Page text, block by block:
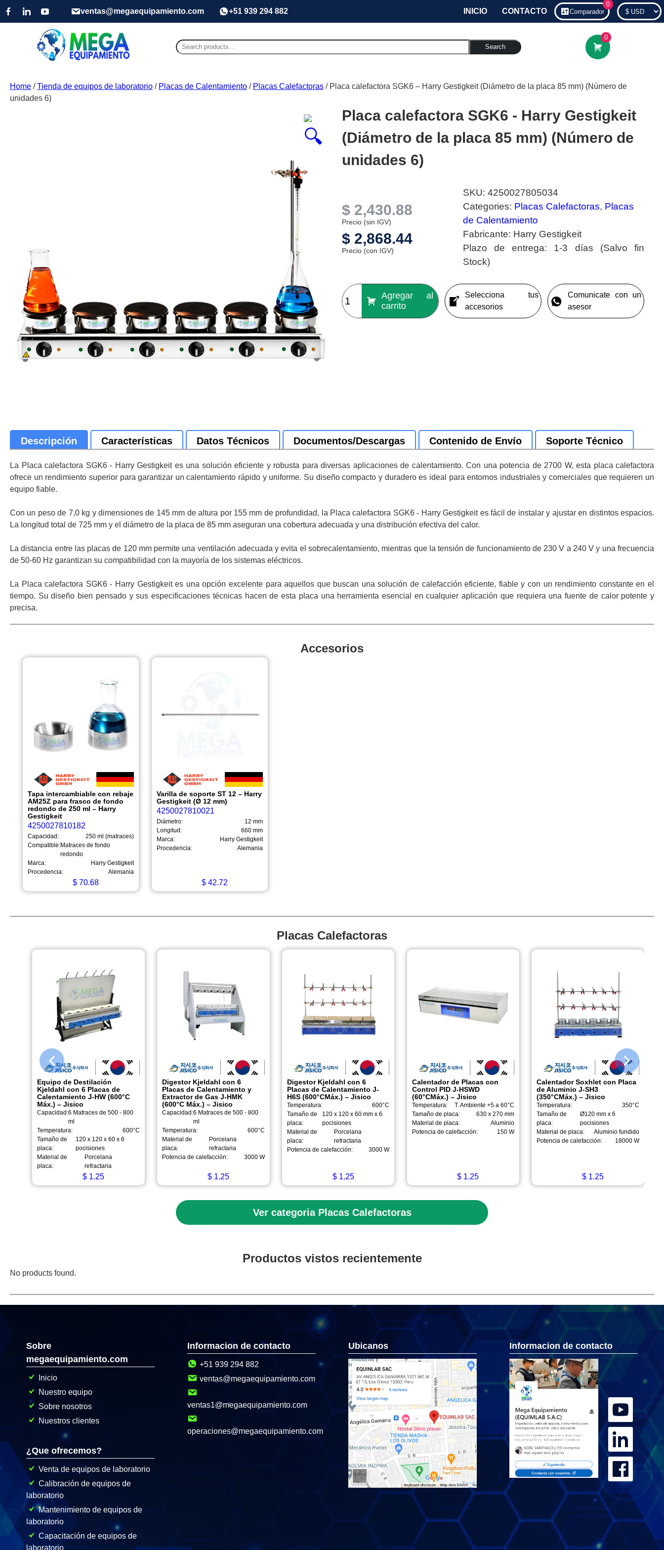
ventas@megaequipamiento.com +51 939 294 882 INICIO CONTACTO
0
Comparador
Search
for:
Search
0
Home /Tienda de equipos de laboratorio / Placas de Calentamiento / Placas Calefactoras / Placa calefactora SGK6 – Harry Gestigkeit (Diámetro de la placa 85 mm) (Número de
unidades 6)
Placa calefactora SGK6 - Harry Gestigkeit
(Diámetro de la placa 85 mm) (Número de
unidades 6)
$ 2,430.88
Precio (sin IGV)
$ 2,868.44
Precio (con IGV)
SKU: 4250027805034
Categories: Placas Calefactoras, Placas
de Calentamiento
Fabricante: Harry Gestigkeit
Plazo de entrega: 1-3 días (Salvo fin
Stock)
Agregar al
carrito
Selecciona tus
accesorios
Comunicate con un
asesor
Descripción Características Datos Técnicos Documentos/Descargas Contenido de Envío Soporte Técnico
La Placa calefactora SGK6 - Harry Gestigkeit es una solución eficiente y robusta para diversas aplicaciones de calentamiento. Con una potencia de 2700 W, esta placa calefactora
ofrece un rendimiento superior para garantizar un calentamiento rápido y uniforme. Su diseño compacto y duradero es ideal para entornos industriales y comerciales que requieren un
equipo fiable.
Con un peso de 7,0 kg y dimensiones de 145 mm de altura por 155 mm de profundidad, la Placa calefactora SGK6 - Harry Gestigkeit es fácil de instalar y ajustar en distintos espacios.
La longitud total de 725 mm y el diámetro de la placa de 85 mm aseguran una cobertura adecuada y una distribución efectiva del calor.
La distancia entre las placas de 120 mm permite una ventilación adecuada y evita el sobrecalentamiento, mientras que la tensión de funcionamiento de 230 V a 240 V y una frecuencia
de 50-60 Hz garantizan su compatibilidad con la mayoría de los sistemas eléctricos.
La Placa calefactora SGK6 - Harry Gestigkeit es una opción excelente para aquellos que buscan una solución de calefacción eficiente, fiable y con un rendimiento constante en el
tiempo. Su diseño bien pensado y sus especificaciones técnicas hacen de esta placa una herramienta esencial en cualquier aplicación que requiera una fuente de calor potente y
precisa.
Accesorios
Tapa intercambiable con rebaje
AM25Z para frasco de fondo
redondo de 250 ml – Harry
Gestigkeit
4250027810182
Capacidad:
250 ml (matraces)
Compatible:Matraces de fondo
redondo
Marca:
Harry Gestigkeit
Procedencia:
Alemania
$70.68
Varilla de soporte ST 12 – Harry
Gestigkeit (Ø 12 mm)
4250027810021
Diámetro:
12 mm
Longitud:
660 mm
Marca:
Harry Gestigkeit
Procedencia:
Alemania
$42.72
Placas Calefactoras
Equipo de Destilación
Kjeldahl con 6 Placas de
Calentamiento J-HW (600°C
Máx.) – Jisico
Capacidad:6 Matraces de 500 - 800
ml
Temperatura:
600°C
Tamaño de
placa:
120 x 120 x 60 x 6
pocisiones
Material de
placa:
Porcelana
refractaria
$ 1.25
Digestor Kjeldahl con 6
Placas de Calentamiento y
Extractor de Gas J-HMK
(600°C Máx.) – Jisico
Capacidad:6 Matraces de 500 - 800
ml
Temperatura:
600°C
Material de
placa:
Porcelana
refractaria
Potencia de calefacción:
3000 W
$1.25
Digestor Kjeldahl con 6
Placas de Calentamiento J-
H6S (600°CMáx.) – Jisico
Temperatura:
600°C
Tamaño de
placa:
120 x 120 x 60 mm x 6
pocisiones
Material de
placa:
Porcelana
refractaria
Potencia de calefacción:
3000 W
$1.25
Calentador de Placas con
Control PID J-HSWD
(60°CMáx.) – Jisico
Temperatura:
T. Ambiente +5 a 60°C
Tamaño de placa:
630 x 270 mm
Material de placa:
Aluminio
Potencia de calefacción:
150 W
$ 1.25
Calentador Soxhlet con Placa
de Aluminio J-SH3
(350°CMáx.) – Jisico
Temperatura:
350°C
Tamaño de
placa:
Ø120 mm x 6
pocisiones
Material de placa:
Aluminio fundido
Potencia de calefacción:
18000 W
$ 1.25
Ver categoria Placas Calefactoras
Productos vistos recientemente
No products found.
Sobre
megaequipamiento.com
Inicio
Nuestro equipo
Sobre nosotros
Nuestros clientes
¿Que ofrecemos?
Venta de equipos de laboratorio
Calibración de equipos de
laboratorio
Mantenimiento de equipos de
laboratorio
Capacitación de equipos de
laboratorio
Informacion de contacto
+51 939 294 882
ventas@megaequipamiento.com
ventas1@megaequipamiento.com
operaciones@megaequipamiento.com
Ubicanos Informacion de contacto